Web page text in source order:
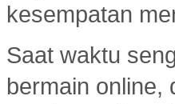
kesempatan
Saat waktu
bermain